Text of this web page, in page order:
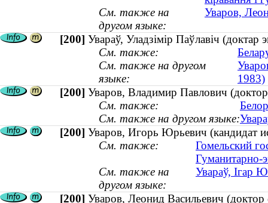
См. также на
другом языке:
Уваров,
[200] Увараў, Уладзімір Паўлавіч
См. также:
См. также на другом
языке:
1983)
[200] Уваров, Владимир Павлович
См. также:
См. также на другом языке:
[200] Уваров, Игорь Юрьевич (кандидат
См. также:
Гомельский
Гуманитарно-
См. также на
другом языке:
Увараў, Ігар
[200] Уваров, Леонид Васильевич